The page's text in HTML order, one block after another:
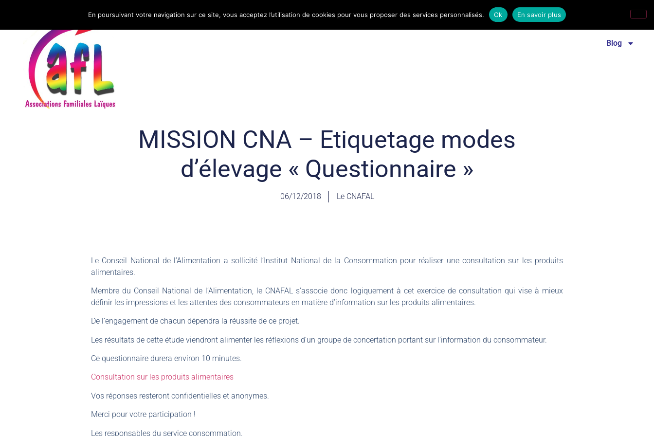
CNAFAL Bulletin d’information Infos conso Consomag Revue familles laïques Communiqué de presse
Blog
MISSION CNA – Etiquetage modes
d’élevage « Questionnaire »
06/12/2018 Le CNAFAL
Le Conseil National de l’Alimentation a sollicité l’Institut National de la Consommation pour réaliser une consultation sur les produits
alimentaires.
Membre du Conseil National de l’Alimentation, le CNAFAL s’associe donc logiquement à cet exercice de consultation qui vise à mieux
définir les impressions et les attentes des consommateurs en matière d’information sur les produits alimentaires.
De l’engagement de chacun dépendra la réussite de ce projet.
Les résultats de cette étude viendront alimenter les réflexions d’un groupe de concertation portant sur l’information du consommateur.
Ce questionnaire durera environ 10 minutes.
Consultation sur les produits alimentaires
Vos réponses resteront confidentielles et anonymes.
Merci pour votre participation !
Les responsables du service consommation,
En poursuivant votre navigation sur ce site, vous acceptez l’utilisation de cookies pour vous proposer des services personnalisés. Ok En savoir plus